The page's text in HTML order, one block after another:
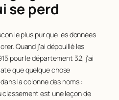
se perd
le plus pur que les données
Quand j’ai dépouillé les
pour le département 32, j’ai
que quelque chose
la colonne des noms :
est une leçon de